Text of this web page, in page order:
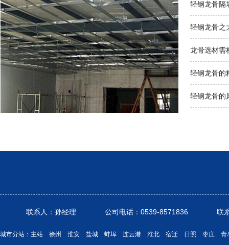
轻钢龙骨隔
轻钢龙骨之
龙骨选材需
轻钢龙骨的
轻钢龙骨的
联系人：孙经理 公司电话：0539-8571836 联系电话
城市分站： 主站 徐州 淮安 盐城 蚌埠 连云港 淮北 宿迁 日照 枣庄 青